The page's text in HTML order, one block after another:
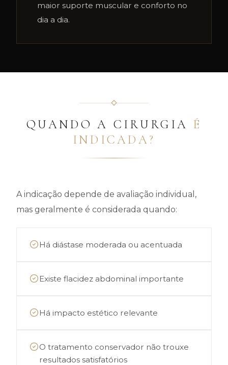
maior suporte muscular e conforto no
dia a dia.
QUANDO A CIRURGIA É
INDICADA?
A indicação depende de avaliação individual,
mas geralmente é considerada quando:
Há diástase moderada ou acentuada
Existe flacidez abdominal importante
Há impacto estético relevante
O tratamento conservador não trouxe
resultados satisfatórios